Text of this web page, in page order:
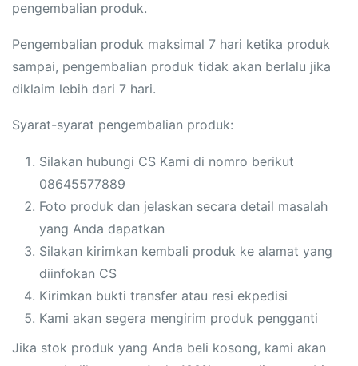
pengembalian produk.
Pengembalian produk maksimal 7 hari ketika produk
sampai, pengembalian produk tidak akan berlalu jika
diklaim lebih dari 7 hari.
Syarat-syarat pengembalian produk:
Silakan hubungi CS Kami di nomro berikut
08645577889
Foto produk dan jelaskan secara detail masalah
yang Anda dapatkan
Silakan kirimkan kembali produk ke alamat yang
diinfokan CS
Kirimkan bukti transfer atau resi ekpedisi
Kami akan segera mengirim produk pengganti
Jika stok produk yang Anda beli kosong, kami akan